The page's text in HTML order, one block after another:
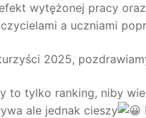
wytężonej pracy
a uczniami
2025,
to tylko ranking, niby
ale jednak cieszy